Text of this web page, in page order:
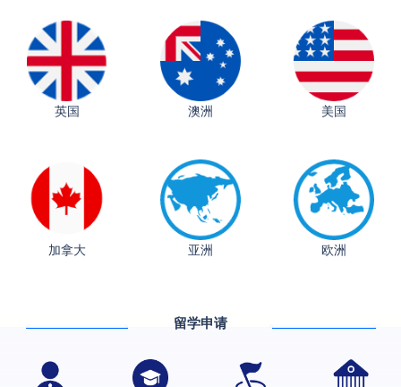
英国 澳洲 美国
加拿大 亚洲 欧洲
留学申请
伯明翰大学数字媒体与创意产业硕士录取案例